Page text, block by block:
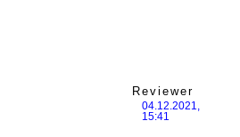
Reviewer
04.12.2021,
15:41